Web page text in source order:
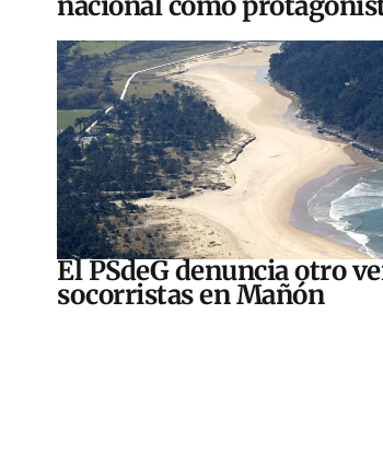
El PSdeG denuncia otro
socorristas en Mañón